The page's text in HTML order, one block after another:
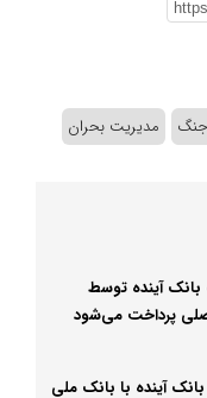
جنگ مدیریت بحران
بانک آینده توسط
پرداخت می‌شود
آینده با بانک ملی